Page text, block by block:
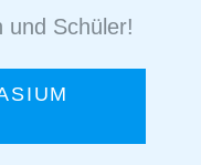
und Schüler!